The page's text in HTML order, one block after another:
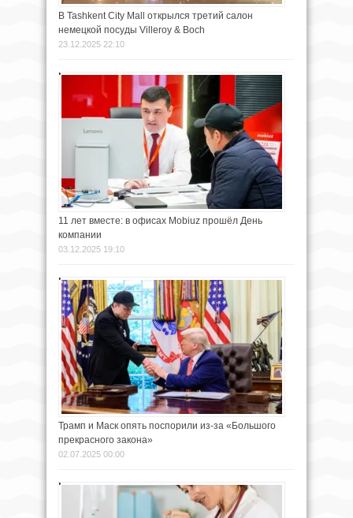
В Tashkent City Mall открылся третий салон
немецкой посуды Villeroy & Boch
23.12.2025 22:10
11 лет вместе: в офисах Mobiuz прошёл День
компании
03.12.2025 19:10
Трамп и Маск опять поспорили из-за «Большого
прекрасного закона»
02.07.2025 00:00